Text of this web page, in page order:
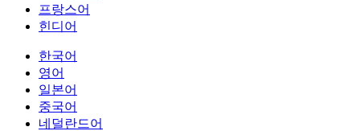
프랑스어
힌디어
한국어
영어
일본어
중국어
네덜란드어